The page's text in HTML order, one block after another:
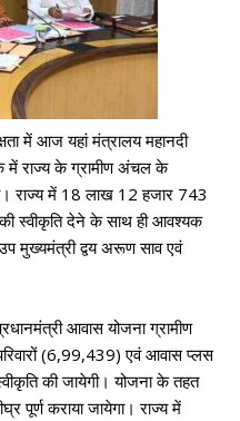
में आज यहां मंत्रालय महानदी
राज्य के ग्रामीण अंचल के
राज्य में 18 लाख 12 हजार 743
स्वीकृति देने के साथ ही आवश्यक
मुख्यमंत्री द्वय अरूण साव एवं
आवास योजना ग्रामीण
(6,99,439) एवं आवास प्लस
की जायेगी। योजना के तहत
पूर्ण कराया जायेगा। राज्य में